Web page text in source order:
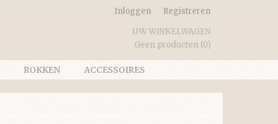
Inloggen
Registreren
UW WINKELWAGEN
Geen producten (0)
ROKKEN ACCESSOIRES